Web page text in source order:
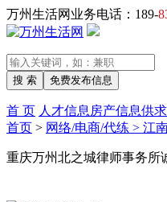
万州生活网业务电话：189-
首 页 人才信息 房产信息供
首页 > 网络/电商/代练 > 江
重庆万州北之城律师事务所